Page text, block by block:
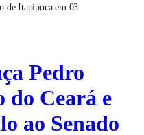
de Itapipoca em 03
Pedro
do Ceará e
ao Senado